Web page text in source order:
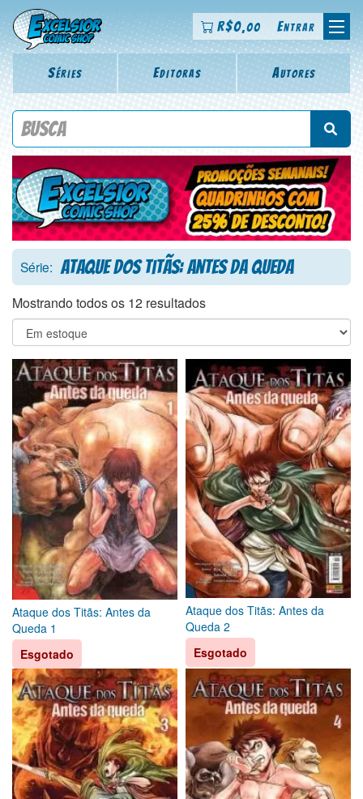
R$0,00 Entrar
Séries Editoras Autores
Procure por título da revista, personagem, série, escritor,
Série: Ataque dos Titãs: Antes da Queda
Mostrando todos os 12 resultados
Ataque dos Titãs: Antes da
Queda 1
Esgotado
Ataque dos Titãs: Antes da
Queda 2
Esgotado